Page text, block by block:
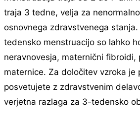
traja 3 tedne, velja za
osnovnega zdravstvenega
tedensko menstruacijo so lahko
neravnovesja, maternični fibroidi,
maternice. Za določitev vzroka je
posvetujete z zdravstvenim
verjetna razlaga za 3-tedensko